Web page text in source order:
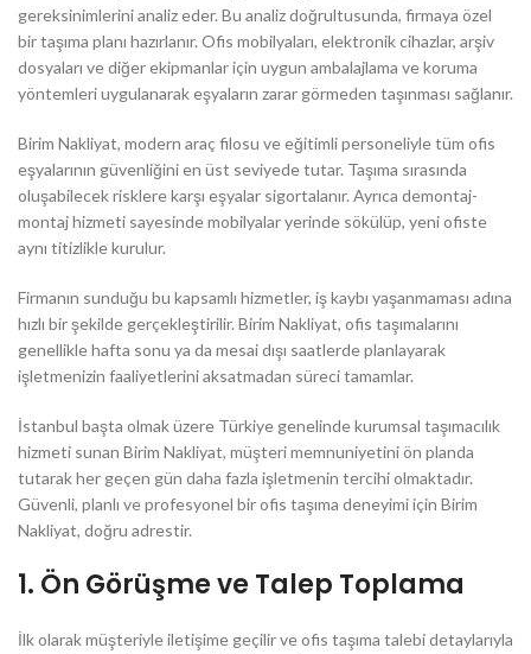
gereksinimlerini analiz eder. Bu analiz doğrultusunda, firmaya özel
bir taşıma planı hazırlanır. Ofis mobilyaları, elektronik cihazlar, arşiv
dosyaları ve diğer ekipmanlar için uygun ambalajlama ve koruma
yöntemleri uygulanarak eşyaların zarar görmeden taşınması sağlanır.
Birim Nakliyat, modern araç filosu ve eğitimli personeliyle tüm ofis
eşyalarının güvenliğini en üst seviyede tutar. Taşıma sırasında
oluşabilecek risklere karşı eşyalar sigortalanır. Ayrıca demontaj-
montaj hizmeti sayesinde mobilyalar yerinde sökülüp, yeni ofiste
aynı titizlikle kurulur.
Firmanın sunduğu bu kapsamlı hizmetler, iş kaybı yaşanmaması adına
hızlı bir şekilde gerçekleştirilir. Birim Nakliyat, ofis taşımalarını
genellikle hafta sonu ya da mesai dışı saatlerde planlayarak
işletmenizin faaliyetlerini aksatmadan süreci tamamlar.
İstanbul başta olmak üzere Türkiye genelinde kurumsal taşımacılık
hizmeti sunan Birim Nakliyat, müşteri memnuniyetini ön planda
tutarak her geçen gün daha fazla işletmenin tercihi olmaktadır.
Güvenli, planlı ve profesyonel bir ofis taşıma deneyimi için Birim
Nakliyat, doğru adrestir.
1. Ön Görüşme ve Talep Toplama
İlk olarak müşteriyle iletişime geçilir ve ofis taşıma talebi detaylarıyla